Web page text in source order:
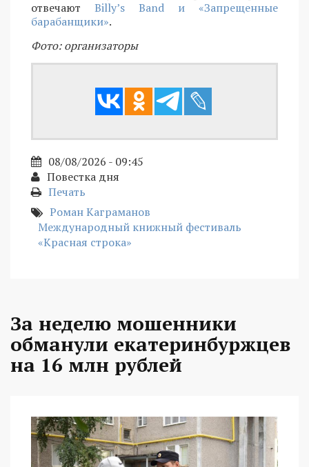
отвечают Billy’s Band и «Запрещенные
барабанщики».
Фото: организаторы
08/08/2026 - 09:45
Повестка дня
Печать
Роман Каграманов
Международный книжный фестиваль
«Красная строка»
За неделю мошенники
обманули екатеринбуржцев
на 16 млн рублей